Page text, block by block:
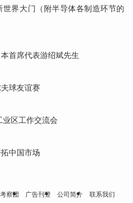
界大门（附半导体各制造环节的
首席代表游绍斌先生
球友谊赛
区工作交流会
中国市场
察团 广告刊登 公司简介
联系我们